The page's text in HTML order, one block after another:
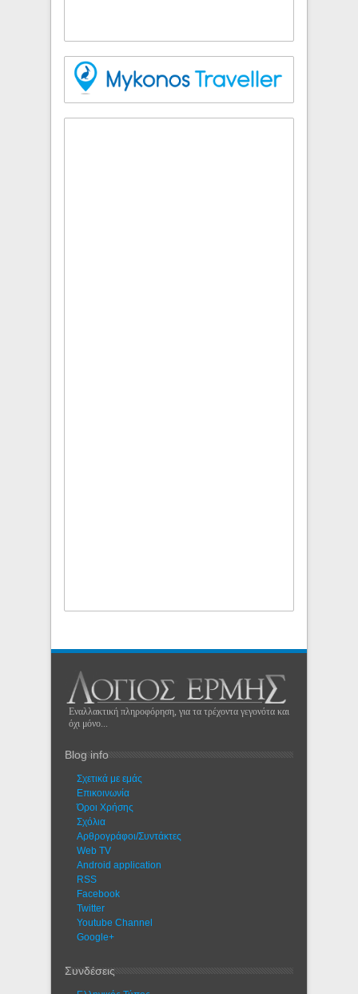
Εναλλακτική πληροφόρηση, για τα τρέχοντα γεγονότα και
όχι μόνο...
Blog info
Σχετικά με εμάς
Eπικοινωνία
Όροι Χρήσης
Σχόλια
Αρθρογράφοι/Συντάκτες
Web TV
Android application
RSS
Facebook
Twitter
Youtube Channel
Google+
Συνδέσεις